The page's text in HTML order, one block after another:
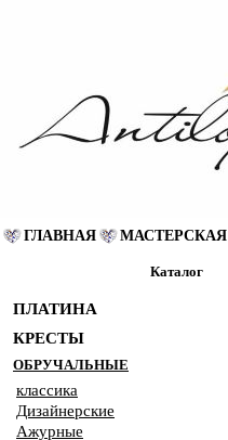
ГЛАВНАЯ МАСТЕРСКАЯ
Каталог
ПЛАТИНА
КРЕСТЫ
ОБРУЧАЛЬНЫЕ
классика
Дизайнерские
Ажурные